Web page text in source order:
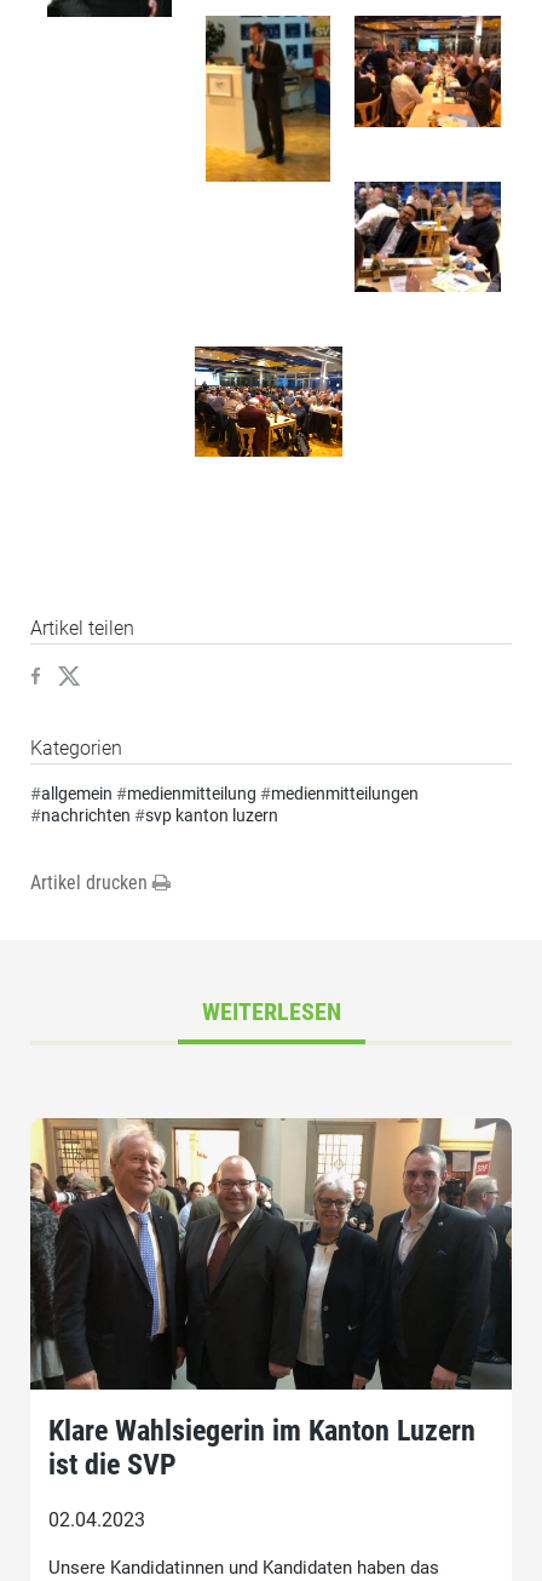
Artikel teilen
Kategorien
#allgemein #medienmitteilung #medienmitteilungen
#nachrichten #svp kanton luzern
Artikel drucken
WEITERLESEN
Klare Wahlsiegerin im Kanton Luzern
ist die SVP
02.04.2023
Unsere Kandidatinnen und Kandidaten haben das